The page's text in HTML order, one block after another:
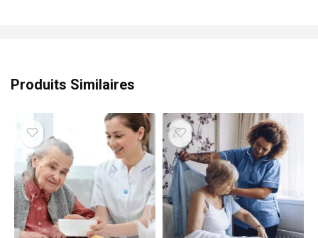
Produits Similaires